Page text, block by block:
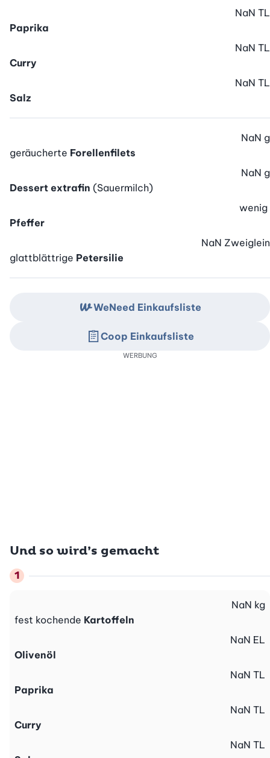
Paprika
NaN TL
Curry
NaN TL
Salz
NaN TL
geräucherte Forellenfilets
NaN g
Dessert extrafin (Sauermilch)
NaN g
Pfeffer
wenig
glattblättrige Petersilie
NaN Zweiglein
Und so wird’s gemacht
fest kochende Kartoffeln
NaN kg
Olivenöl
NaN EL
Paprika
NaN TL
Curry
NaN TL
NaN TL
WeNeed Einkaufsliste
Coop Einkaufsliste
WERBUNG